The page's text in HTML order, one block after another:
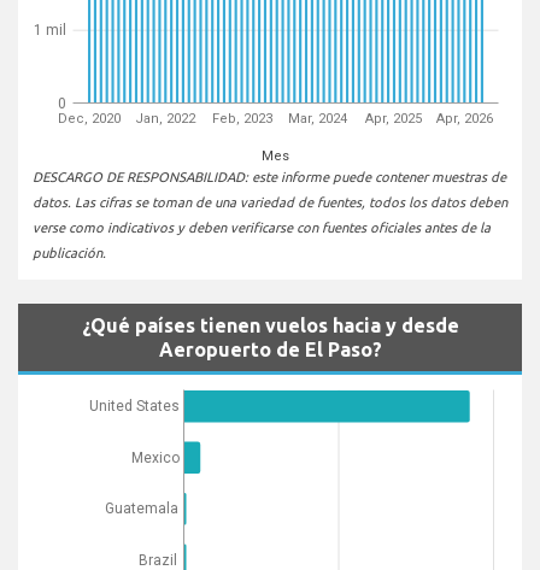
Dec, 2020 Jan, 2022 Feb, 2023 Mar, 2024 Apr, 2025 Apr, 2026
Mes
0
1 mil
DESCARGO DE RESPONSABILIDAD: este informe puede contener muestras de
datos. Las cifras se toman de una variedad de fuentes, todos los datos deben
verse como indicativos y deben verificarse con fuentes oficiales antes de la
publicación.
¿Qué países tienen vuelos hacia y desde
Aeropuerto de El Paso?
United States
Mexico
Guatemala
Brazil